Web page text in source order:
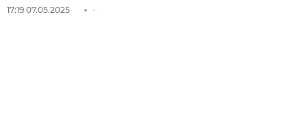
17:19 07.05.2025